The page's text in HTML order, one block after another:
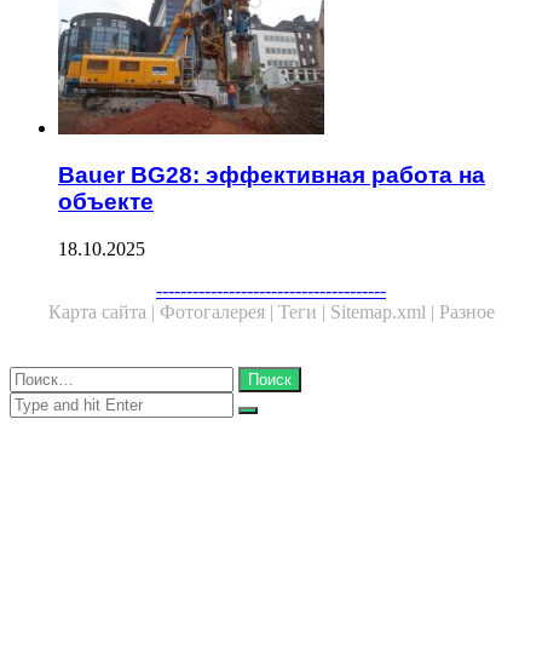
Bauer BG28: эффективная работа на
объекте
18.10.2025
--------------------------------------
Карта сайта | Фотогалерея | Теги | Sitemap.xml | Разное
Close
Найти:
Close
Search